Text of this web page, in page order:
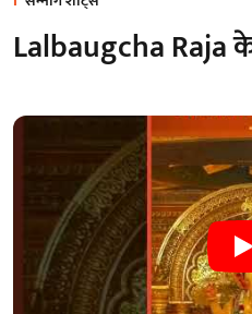
Lalbaugcha Raja